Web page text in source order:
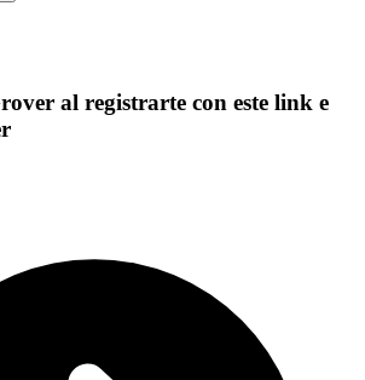
al registrarte con este link e